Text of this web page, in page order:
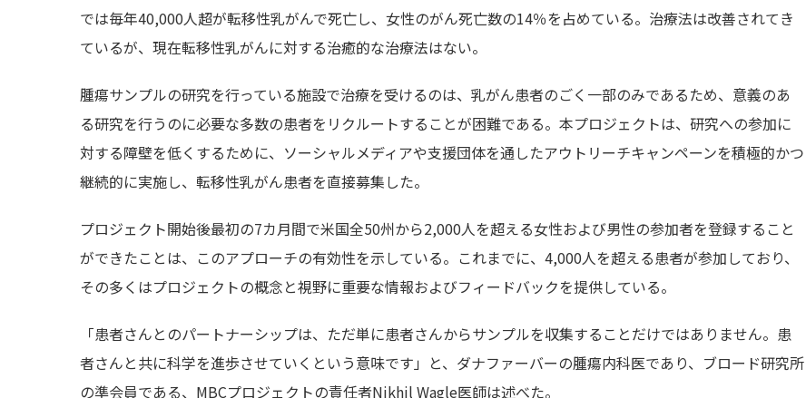
では毎年40,000人超が転移性乳がんで死亡し、女性のがん死亡数の14％を占めている。治療法は改善されてき
ているが、現在転移性乳がんに対する治癒的な治療法はない。
腫瘍サンプルの研究を行っている施設で治療を受けるのは、乳がん患者のごく一部のみであるため、意義のあ
る研究を行うのに必要な多数の患者をリクルートすることが困難である。本プロジェクトは、研究への参加に
対する障壁を低くするために、ソーシャルメディアや支援団体を通したアウトリーチキャンペーンを積極的かつ
継続的に実施し、転移性乳がん患者を直接募集した。
プロジェクト開始後最初の7カ月間で米国全50州から2,000人を超える女性および男性の参加者を登録すること
ができたことは、このアプローチの有効性を示している。これまでに、4,000人を超える患者が参加しており、
その多くはプロジェクトの概念と視野に重要な情報およびフィードバックを提供している。
「患者さんとのパートナーシップは、ただ単に患者さんからサンプルを収集することだけではありません。患
者さんと共に科学を進歩させていくという意味です」と、ダナファーバーの腫瘍内科医であり、ブロード研究所
の準会員である、MBCプロジェクトの責任者Nikhil Wagle医師は述べた。